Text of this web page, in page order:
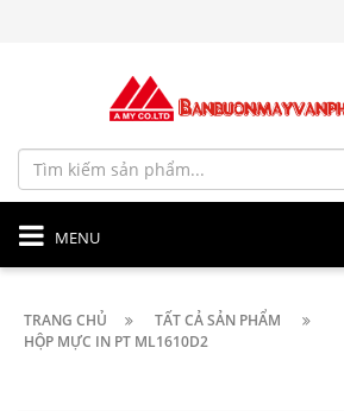
MENU
TRANG CHỦ
TẤT CẢ SẢN PHẨM
HỘP MỰC IN PT ML1610D2